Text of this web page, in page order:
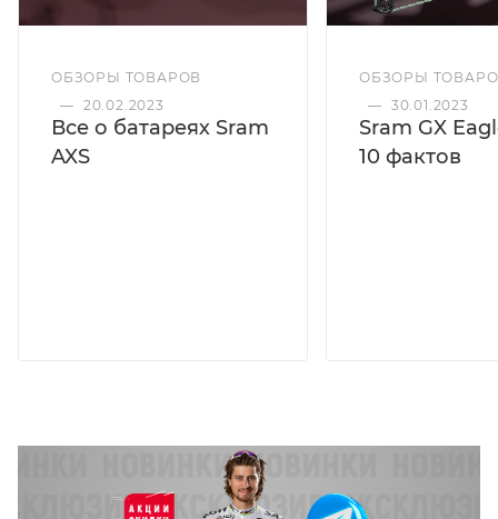
ОБЗОРЫ ТОВАРОВ
— 20.02.2023
Все о батареях Sram
AXS
ОБЗОРЫ
— 30.01.2023
Sram GX
10 фактов